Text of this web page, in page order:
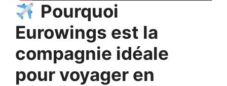
Pourquoi
Eurowings est la
compagnie idéale
pour voyager en